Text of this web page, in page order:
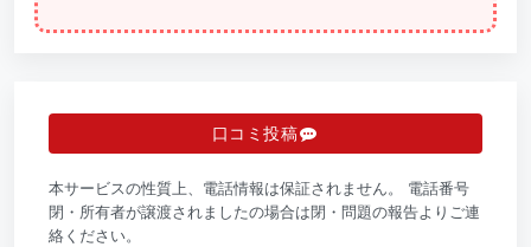
口コミ投稿
本サービスの性質上、電話情報は保証されません。 電話番号
閉・所有者が譲渡されましたの場合は閉・問題の報告よりご連
絡ください。